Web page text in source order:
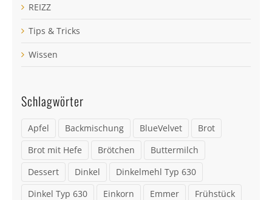
REIZZ
Tips & Tricks
Wissen
Schlagwörter
Apfel Backmischung BlueVelvet
Brot
Brot mit Hefe
Brötchen
Buttermilch
Dessert
Dinkel
Dinkelmehl Typ 630
Dinkel Typ 630
Einkorn Emmer
Frühstück